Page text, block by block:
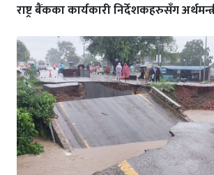
राष्ट्र बैंकका कार्यकारी निर्देशकहरुसँग